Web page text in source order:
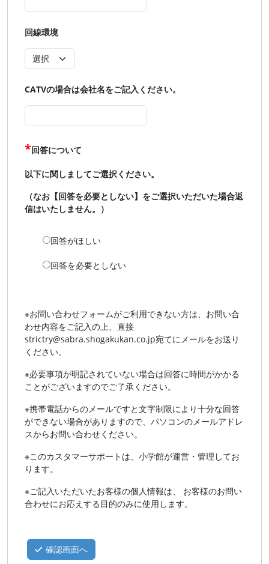
回線環境
CATVの場合は会社名をご記入ください。
回答について
以下に関しましてご選択ください。
（なお【回答を必要としない】をご選択いただいた場合返
信はいたしません。）
回答がほしい
回答を必要としない
※お問い合わせフォームがご利用できない方は、お問い合
わせ内容をご記入の上、直接
strictry@sabra.shogakukan.co.jp宛てにメールをお送り
ください。
※必要事項が明記されていない場合は回答に時間がかかる
ことがございますのでご了承ください。
※携帯電話からのメールですと文字制限により十分な回答
ができない場合がありますので、パソコンのメールアドレ
スからお問い合わせください。
※このカスタマーサポートは、小学館が運営・管理してお
ります。
※ご記入いただいたお客様の個人情報は、 お客様のお問い
合わせにお応えする目的のみに使用します。
確認画面へ